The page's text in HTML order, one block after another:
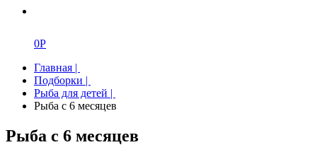
0Р
Главная |
Подборки |
Рыба для детей |
Рыба с 6 месяцев
Рыба с 6 месяцев